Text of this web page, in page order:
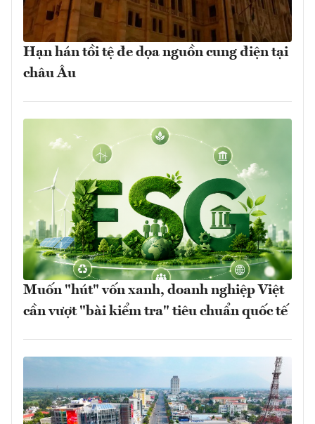
Hạn hán tồi tệ đe dọa nguồn cung điện tại
châu Âu
Muốn "hút" vốn xanh, doanh nghiệp Việt
cần vượt "bài kiểm tra" tiêu chuẩn quốc tế